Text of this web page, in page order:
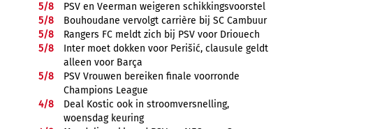
5/8
PSV en Veerman weigeren schikkingsvoorstel
5/8
Bouhoudane vervolgt carrière bij SC Cambuur
5/8
Rangers FC meldt zich bij PSV voor Driouech
5/8
Inter moet dokken voor Perišić, clausule geldt
alleen voor Barça
5/8
PSV Vrouwen bereiken finale voorronde
Champions League
4/8
Deal Kostic ook in stroomversnelling,
woensdag keuring